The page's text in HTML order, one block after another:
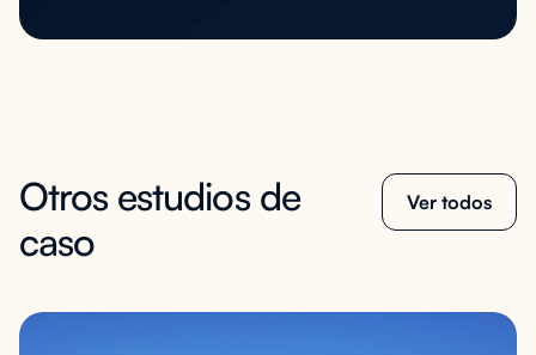
Otros estudios de
caso
Ver todos